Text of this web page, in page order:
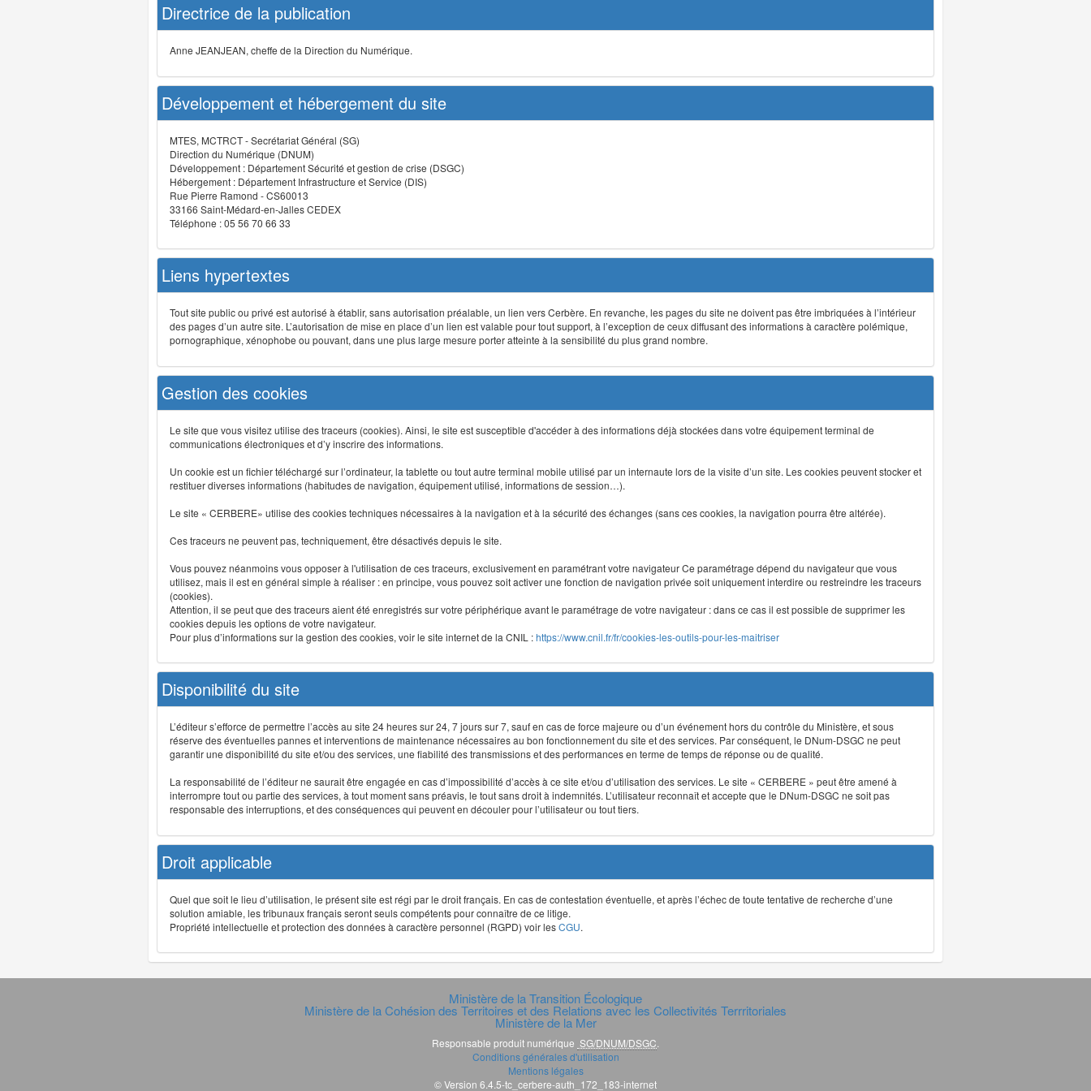
Directrice de la publication
Anne JEANJEAN, cheffe de la Direction du Numérique.
Développement et hébergement du site
MTES, MCTRCT - Secrétariat Général (SG)
Direction du Numérique (DNUM)
Développement : Département Sécurité et gestion de crise (DSGC)
Hébergement : Département Infrastructure et Service (DIS)
Rue Pierre Ramond - CS60013
33166 Saint-Médard-en-Jalles CEDEX
Téléphone : 05 56 70 66 33
Liens hypertextes
Tout site public ou privé est autorisé à établir, sans autorisation préalable, un lien vers Cerbère. En revanche, les pages du site ne doivent pas être imbriquées à l’intérieur
des pages d’un autre site. L’autorisation de mise en place d’un lien est valable pour tout support, à l’exception de ceux diffusant des informations à caractère polémique,
pornographique, xénophobe ou pouvant, dans une plus large mesure porter atteinte à la sensibilité du plus grand nombre.
Gestion des cookies
Le site que vous visitez utilise des traceurs (cookies). Ainsi, le site est susceptible d'accéder à des informations déjà stockées dans votre équipement terminal de
communications électroniques et d’y inscrire des informations.
Un cookie est un fichier téléchargé sur l’ordinateur, la tablette ou tout autre terminal mobile utilisé par un internaute lors de la visite d’un site. Les cookies peuvent stocker et
restituer diverses informations (habitudes de navigation, équipement utilisé, informations de session…).
Le site « CERBERE» utilise des cookies techniques nécessaires à la navigation et à la sécurité des échanges (sans ces cookies, la navigation pourra être altérée).
Ces traceurs ne peuvent pas, techniquement, être désactivés depuis le site.
Vous pouvez néanmoins vous opposer à l'utilisation de ces traceurs, exclusivement en paramétrant votre navigateur Ce paramétrage dépend du navigateur que vous
utilisez, mais il est en général simple à réaliser : en principe, vous pouvez soit activer une fonction de navigation privée soit uniquement interdire ou restreindre les traceurs
(cookies).
Attention, il se peut que des traceurs aient été enregistrés sur votre périphérique avant le paramétrage de votre navigateur : dans ce cas il est possible de supprimer les
cookies depuis les options de votre navigateur.
Pour plus d’informations sur la gestion des cookies, voir le site internet de la CNIL :https://www.cnil.fr/fr/cookies-les-outils-pour-les-maitriser
Disponibilité du site
L’éditeur s’efforce de permettre l’accès au site 24 heures sur 24, 7 jours sur 7, sauf en cas de force majeure ou d’un événement hors du contrôle du Ministère, et sous
réserve des éventuelles pannes et interventions de maintenance nécessaires au bon fonctionnement du site et des services. Par conséquent, le DNum-DSGC ne peut
garantir une disponibilité du site et/ou des services, une fiabilité des transmissions et des performances en terme de temps de réponse ou de qualité.
La responsabilité de l’éditeur ne saurait être engagée en cas d’impossibilité d’accès à ce site et/ou d’utilisation des services. Le site « CERBERE » peut être amené à
interrompre tout ou partie des services, à tout moment sans préavis, le tout sans droit à indemnités. L’utilisateur reconnaît et accepte que le DNum-DSGC ne soit pas
responsable des interruptions, et des conséquences qui peuvent en découler pour l’utilisateur ou tout tiers.
Droit applicable
Quel que soit le lieu d’utilisation, le présent site est régi par le droit français. En cas de contestation éventuelle, et après l’échec de toute tentative de recherche d’une
solution amiable, les tribunaux français seront seuls compétents pour connaître de ce litige.
Propriété intellectuelle et protection des données à caractère personnel (RGPD) voir lesCGU.
Ministère de la Transition Écologique
Ministère de la Cohésion des Territoires et des Relations avec les Collectivités Terrritoriales
Ministère de la Mer
Responsable produit numérique SG/DNUM/DSGC
Conditions générales d'utilisation
Mentions légales
© Version 6.4.5-tc_cerbere-auth_172_183-internet